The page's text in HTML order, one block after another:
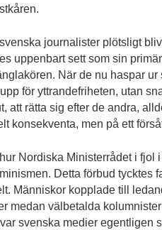
journalister plötsligt
uppenbart sett som sin
När de nu haspar ur
för yttrandefriheten, utan
att rätta sig efter de andra,
konsekventa, men på ett
Nordiska Ministerrådet i fjol
Detta förbud tycktes
Människor kopplade till
medan välbetalda kolumnister
svenska medier egentligen